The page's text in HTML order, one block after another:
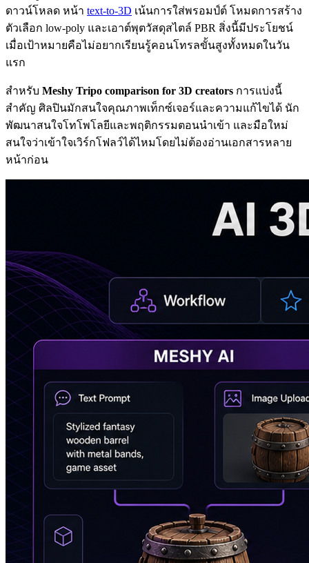
ดาวน์โหลด หน้า text-to-3D เน้นการใส่พรอมป์ต์ โหมดการสร้าง
ตัวเลือก low-poly และเอาต์พุตวัสดุสไตล์ PBR สิ่งนี้มีประโยชน์
เมื่อเป้าหมายคือไม่อยากเรียนรู้คอนโทรลขั้นสูงทั้งหมดในวัน
แรก
สำหรับ Meshy Tripo comparison for 3D creators การแบ่งนี้
สำคัญ ศิลปินมักสนใจคุณภาพเท็กซ์เจอร์และความแก้ไขได้ นัก
พัฒนาสนใจโทโพโลยีและพฤติกรรมตอนนำเข้า และมือใหม่
สนใจว่าเข้าใจเวิร์กโฟลว์ได้ไหมโดยไม่ต้องอ่านเอกสารหลาย
หน้าก่อน